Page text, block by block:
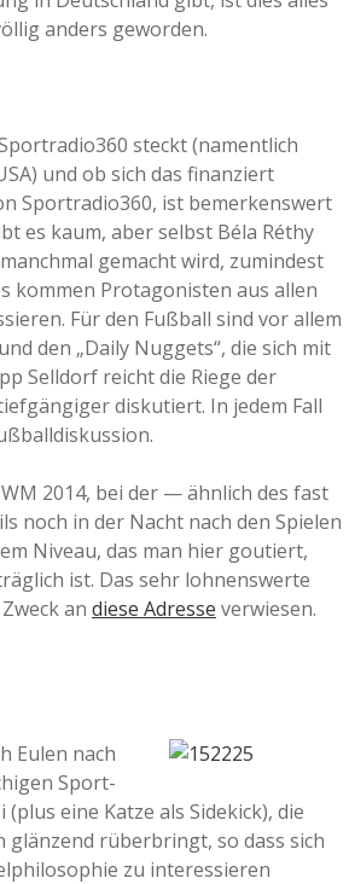
anders geworden.
steckt (namentlich
und ob sich das finanziert
Sportradio360, ist bemerkenswert
es kaum, aber selbst Béla Réthy
gemacht wird, zumindest
kommen Protagonisten aus allen
Für den Fußball sind vor allem
den „Daily Nuggets“, die sich mit
Selldorf reicht die Riege der
diskutiert. In jedem Fall
2014, bei der — ähnlich des fast
noch in der Nacht nach den Spielen
Niveau, das man hier goutiert,
ist. Das sehr lohnenswerte
an diese Adresse verwiesen.
Eulen nach
Sport-
eine Katze als Sidekick), die
rüberbringt, so dass sich
zu interessieren